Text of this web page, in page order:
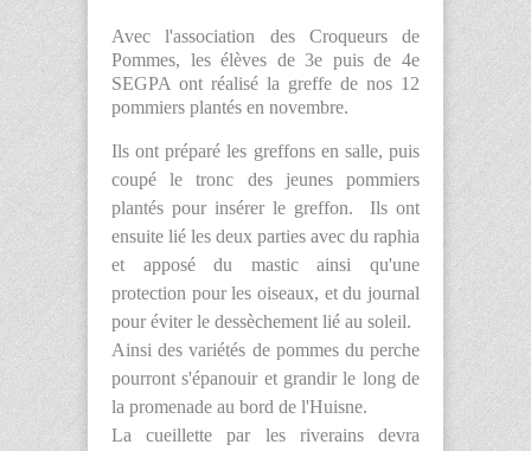
Avec l'association des Croqueurs de
Pommes, les élèves de 3e puis de 4e
SEGPA ont réalisé la greffe de nos 12
pommiers plantés en novembre.
Ils ont préparé les greffons en salle, puis
coupé le tronc des jeunes pommiers
plantés pour insérer le greffon. Ils ont
ensuite lié les deux parties avec du raphia
et apposé du mastic ainsi qu'une
protection pour les oiseaux, et du journal
pour éviter le dessèchement lié au soleil.
Ainsi des variétés de pommes du perche
pourront s'épanouir et grandir le long de
la promenade au bord de l'Huisne.
La cueillette par les riverains devra